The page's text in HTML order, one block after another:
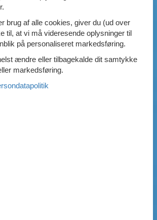
brug af alle cookies, giver du (ud over
til, at vi må videresende oplysninger til
på personaliseret markedsføring.
ændre eller tilbagekalde dit samtykke
markedsføring.